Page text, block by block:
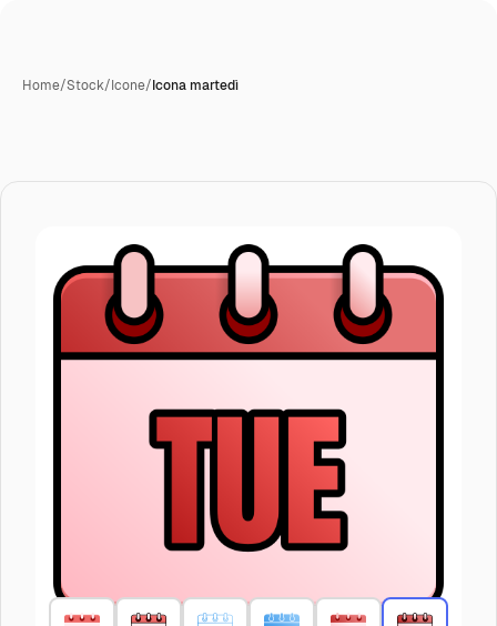
Home/Stock/Icone/Icona martedì